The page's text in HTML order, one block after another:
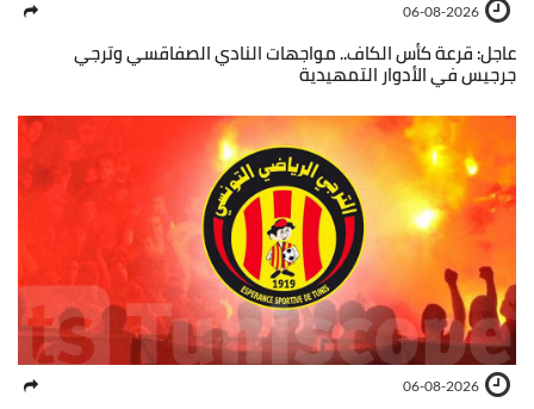
06-08-2026
عاجل: قرعة كأس الكاف.. مواجهات النادي الصفاقسي وترجي
جرجيس في الأدوار التمهيدية
06-08-2026